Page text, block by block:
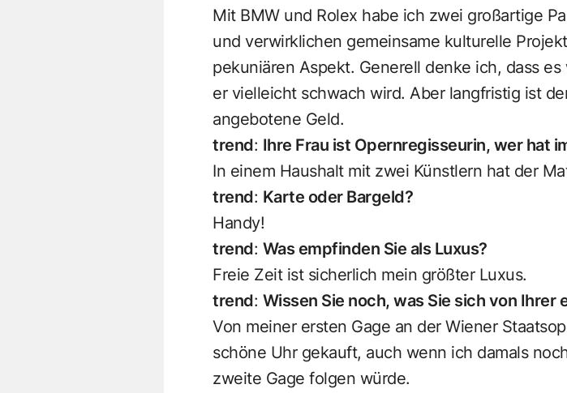
Mit BMW und Rolex habe ich zwei großartige
und verwirklichen gemeinsame kulturelle
pekuniären Aspekt. Generell denke ich, dass
er vielleicht schwach wird. Aber langfristig ist
angebotene Geld.
trend: Ihre Frau ist Opernregisseurin, wer hat
In einem Haushalt mit zwei Künstlern hat der
trend: Karte oder Bargeld?
Handy!
trend: Was empfinden Sie als Luxus?
Freie Zeit ist sicherlich mein größter Luxus.
trend: Wissen Sie noch, was Sie sich von Ihrer
Von meiner ersten Gage an der Wiener
schöne Uhr gekauft, auch wenn ich damals
zweite Gage folgen würde.